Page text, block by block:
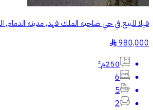
فيلا للبيع في حي ضاحية الملك فهد, مدينة الدمام,
980,000
§
250م²
6
5
2